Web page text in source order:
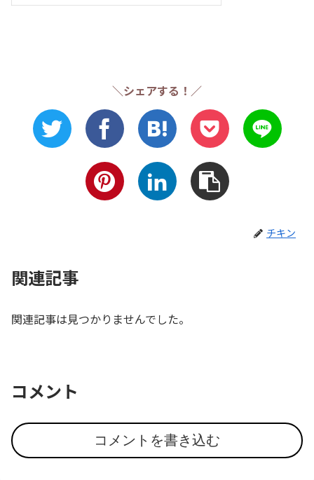
＼シェアする！／
チキン
関連記事
関連記事は見つかりませんでした。
コメント
コメントを書き込む